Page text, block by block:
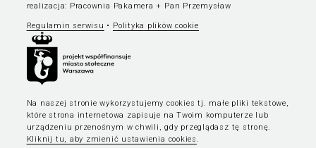
realizacja: Pracownia Pakamera + Pan Przemysław
Regulamin serwisu • Polityka plików cookie
Na naszej stronie wykorzystujemy cookies tj. małe pliki tekstowe,
które strona internetowa zapisuje na Twoim komputerze lub
urządzeniu przenośnym w chwili, gdy przeglądasz tę stronę.
Kliknij tu, aby zmienić ustawienia cookies.